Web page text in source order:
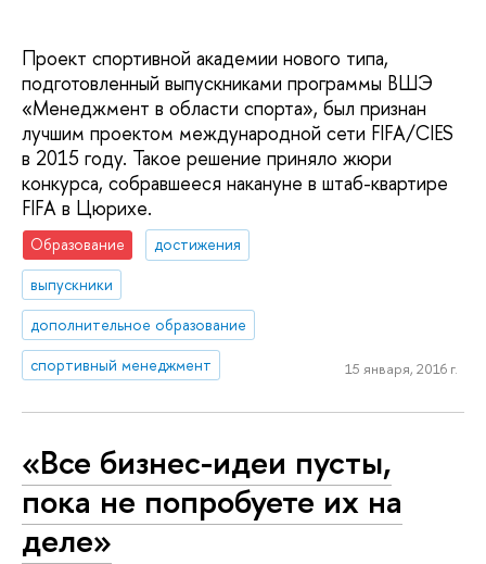
Проект спортивной академии нового типа,
подготовленный выпускниками программы ВШЭ
«Менеджмент в области спорта», был признан
лучшим проектом международной сети FIFA/CIES
в 2015 году. Такое решение приняло жюри
конкурса, собравшееся накануне в штаб-квартире
FIFA в Цюрихе.
Образование
достижения
выпускники
дополнительное образование
спортивный менеджмент
15 января, 2016 г.
«Все бизнес-идеи пусты,
пока не попробуете их на
деле»